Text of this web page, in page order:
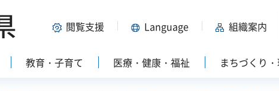
閲覧支援 Language 組織案内
教育・子育て 医療・健康・福祉 まちづくり